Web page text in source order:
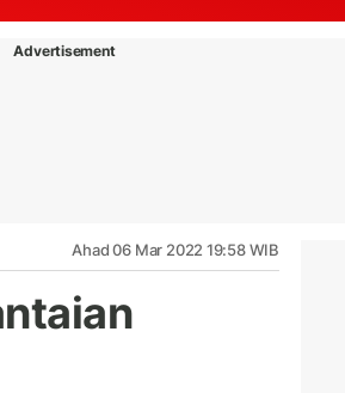
Advertisement
Ahad 06 Mar 2022 19:58 WIB